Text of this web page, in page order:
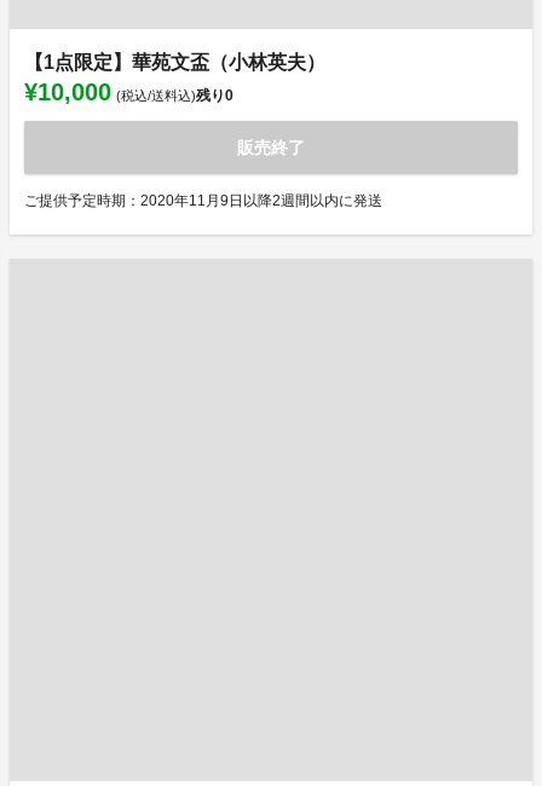
【1点限定】華苑文盃（小林英夫）
¥10,000 (税込/送料込)残り0
販売終了
ご提供予定時期：2020年11月9日以降2週間以内に発送